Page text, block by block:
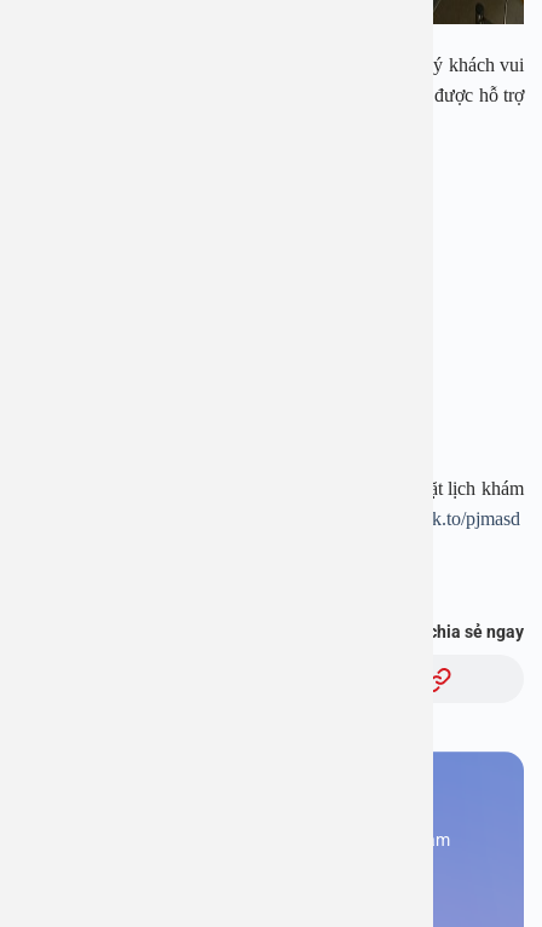
Ngay bây giờ, nếu cần tư vấn, đặt lịch thăm khám, quý khách vui
để được hỗ trợ
Tải APP Bệnh viện An Việt để “Tra cứu kết quả – Đặt lịch khám
https://onelink.to/pjmasd
Bạn thấy thông tin này hữu ích, chia sẻ ngay
Đăng kí ngay để được các chuyên gia tư vấn và khám